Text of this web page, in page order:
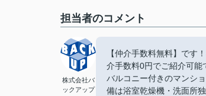
担当者のコメント
株式会社バ
ックアップ
【仲介手数料無料】です
介手数料0円でご紹介可能
バルコニー付きのマンシ
備は浴室乾燥機・洗面所